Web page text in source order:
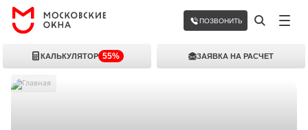
ПОЗВОНИТЬ
КАЛЬКУЛЯТОР 55% ЗАЯВКА НА РАСЧЕТ
Главная